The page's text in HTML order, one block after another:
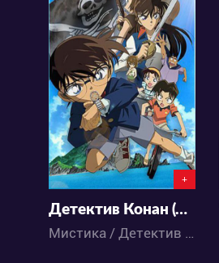
5442
0 1
+
Детектив Конан (фильм 11)
Мистика / Детектив / Комедия / Приключения / Сёнэн / Аниме